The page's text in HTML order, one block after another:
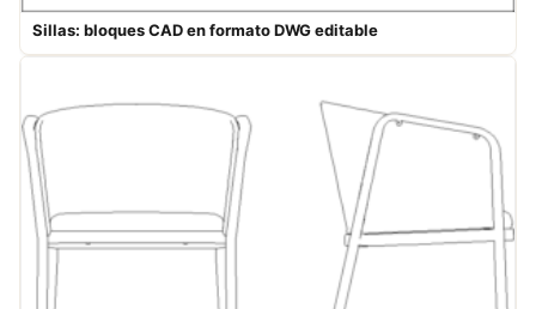
Sillas: bloques CAD en formato DWG editable